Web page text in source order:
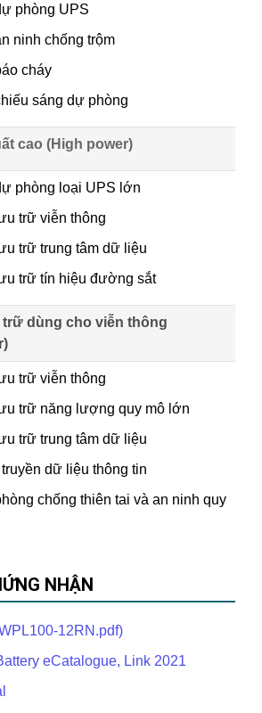
phòng UPS
ninh chống trộm
cháy
sáng dự phòng
cao (High power)
phòng loại UPS lớn
trữ viễn thông
trữ trung tâm dữ liệu
trữ tín hiệu đường sắt
dùng cho viễn thông
trữ viễn thông
trữ năng lượng quy mô lớn
trữ trung tâm dữ liệu
dữ liệu thông tin
chống thiên tai và an ninh quy
NHẬN
12RN.pdf)
eCatalogue, Link 2021